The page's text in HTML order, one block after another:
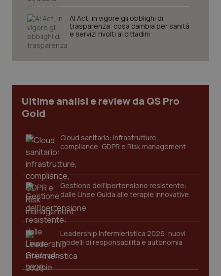
AI Act, in vigore gli obblighi di
trasparenza: cosa cambia per sanità
e servizi rivolti ai cittadini
Ultime analisi e review da QS Pro
Gold
Cloud sanitario: infrastrutture,
compliance, GDPR e Risk management
Gestione dell'Ipertensione resistente:
dalle Linee Guida alle terapie innovative
Leadership Infermieristica 2026: nuovi
modelli di responsabilità e autonomia
Nome
Fornitore/Dominio
VISITOR_PRIVACY_METADATA
YouTube
.youtube.com
CookieScriptConsent
www.quotidianosanita.it